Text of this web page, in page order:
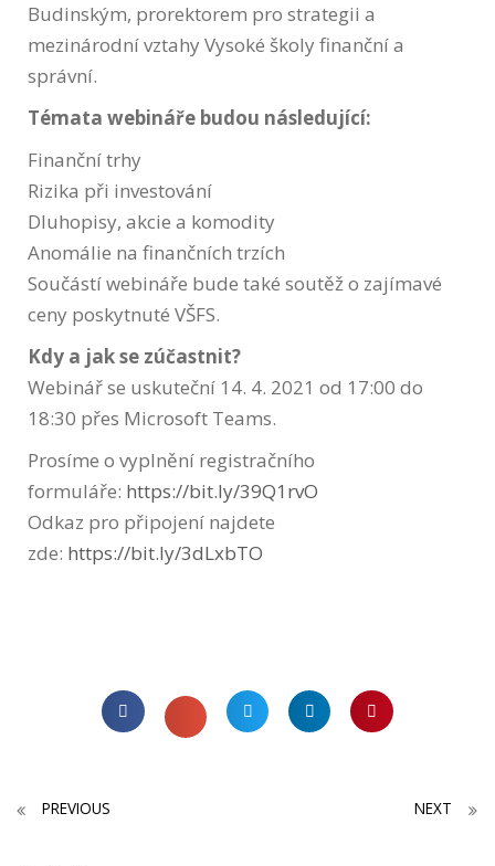
Budinským, prorektorem pro strategii a
mezinárodní vztahy Vysoké školy finanční a
správní.
Témata webináře budou následující:
Finanční trhy
Rizika při investování
Dluhopisy, akcie a komodity
Anomálie na finančních trzích
Součástí webináře bude také soutěž o zajímavé
ceny poskytnuté VŠFS.
Kdy a jak se zúčastnit?
Webinář se uskuteční 14. 4. 2021 od 17:00 do
18:30 přes Microsoft Teams.
Prosíme o vyplnění registračního
formuláře: https://bit.ly/39Q1rvO
Odkaz pro připojení najdete
zde: https://bit.ly/3dLxbTO
PREVIOUS NEXT